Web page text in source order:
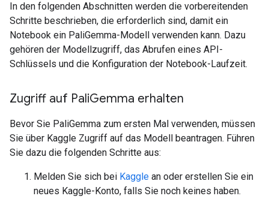
In den folgenden Abschnitten werden die vorbereitenden
Schritte beschrieben, die erforderlich sind, damit ein
Notebook ein PaliGemma-Modell verwenden kann. Dazu
gehören der Modellzugriff, das Abrufen eines API-
Schlüssels und die Konfiguration der Notebook-Laufzeit.
Zugriff auf PaliGemma erhalten
Bevor Sie PaliGemma zum ersten Mal verwenden, müssen
Sie über Kaggle Zugriff auf das Modell beantragen. Führen
Sie dazu die folgenden Schritte aus:
Melden Sie sich bei Kaggle an oder erstellen Sie ein
neues Kaggle-Konto, falls Sie noch keines haben.